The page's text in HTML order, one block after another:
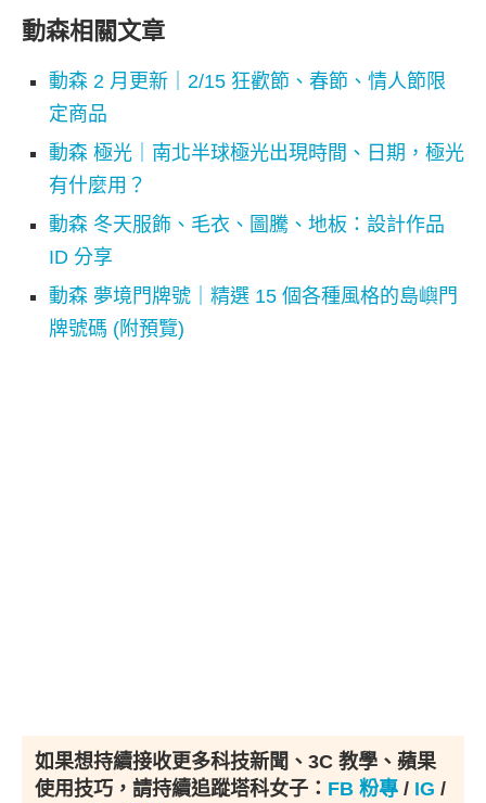
動森相關文章
動森 2 月更新｜2/15 狂歡節、春節、情人節限
定商品
動森 極光｜南北半球極光出現時間、日期，極光
有什麼用？
動森 冬天服飾、毛衣、圖騰、地板：設計作品
ID 分享
動森 夢境門牌號｜精選 15 個各種風格的島嶼門
牌號碼 (附預覽)
如果想持續接收更多科技新聞、3C 教學、蘋果
使用技巧，請持續追蹤塔科女子： FB 粉專 / IG /